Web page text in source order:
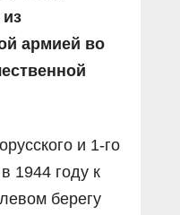
армией во
и 1-го
1944 году к
берегу